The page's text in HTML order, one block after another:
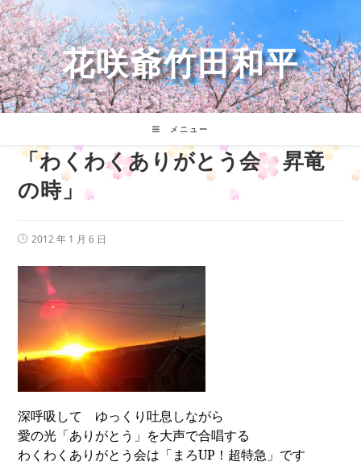
コ
ン
テ
ン
ツ
へ
ス
花咲爺竹田和平
メニュー
「わくわくありがとう会 昇竜
の時」
投 2012 年 1 月 6 日
深呼吸して ゆっくり吐息しながら
愛の光「ありがとう」を大声で合唱する
わくわくありがとう会は「まろUP ！超特急」です